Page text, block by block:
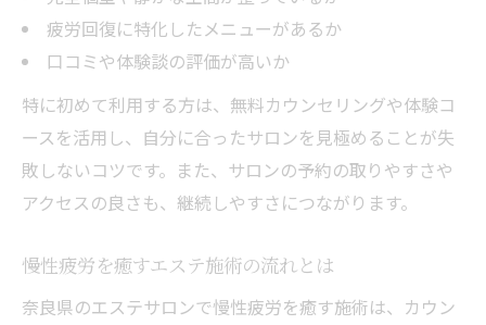
疲労回復に特化したメニューがあるか
口コミや体験談の評価が高いか
特に初めて利用する方は、無料カウンセリングや体験コ
ースを活用し、自分に合ったサロンを見極めることが失
敗しないコツです。また、サロンの予約の取りやすさや
アクセスの良さも、継続しやすさにつながります。
慢性疲労を癒すエステ施術の流れとは
奈良県のエステサロンで慢性疲労を癒す施術は、カウン